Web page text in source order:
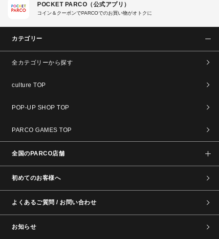
POCKET PARCO（公式アプリ）
コイン＆クーポンでPARCOでのお買い物がオトクに
カテゴリー
全カテゴリーから探す
culture TOP
POP-UP SHOP TOP
PARCO GAMES TOP
全国のPARCO店舗
初めてのお客様へ
よくあるご質問 / お問い合わせ
お知らせ